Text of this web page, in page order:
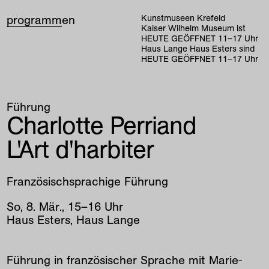
programmen
Kunstmuseen Krefeld
Kaiser Wilhelm Museum ist
HEUTE GEÖFFNET 11–17 Uhr
Haus Lange Haus Esters sind
HEUTE GEÖFFNET 11–17 Uhr
Führung
Charlotte Perriand
L'Art d'harbiter
Französischsprachige Führung
So,8. Mär., 15–16 Uhr
Haus Esters, Haus Lange
Führung in französischer Sprache mit Marie-